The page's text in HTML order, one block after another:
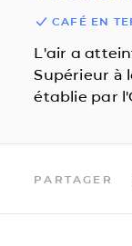
CAFÉ EN
L'air a
Supérieur à
établie par
PARTAGER